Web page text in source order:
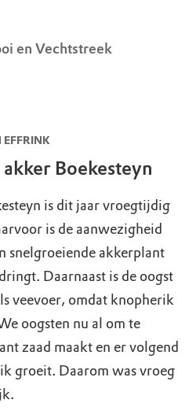
info@brambergen.nl
betalen niet-leden bij
parkeren gratis. Meer
en Vechtstreek
EFFRINK
Boekesteyn
is dit jaar vroegtijdig
is de aanwezigheid
snelgroeiende akkerplant
Daarnaast is de oogst
veevoer, omdat knopherik
oogsten nu al om te
zaad maakt en er volgend
groeit. Daarom was vroeg